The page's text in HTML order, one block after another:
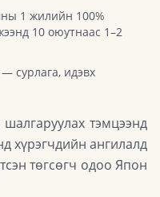
1 жилийн 100%
10 оюутнаас 1–2
— сурлага, идэвх
тэмцээнд
хүрэгчдийн ангилалд
төгсөгч одоо Япон